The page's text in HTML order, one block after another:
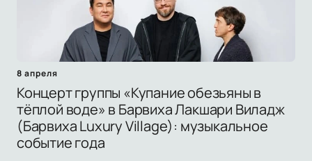
8 апреля
Концерт группы «Купание обезьяны в
тёплой воде» в Барвиха Лакшари Виладж
(Барвиха Luxury Village): музыкальное
событие года